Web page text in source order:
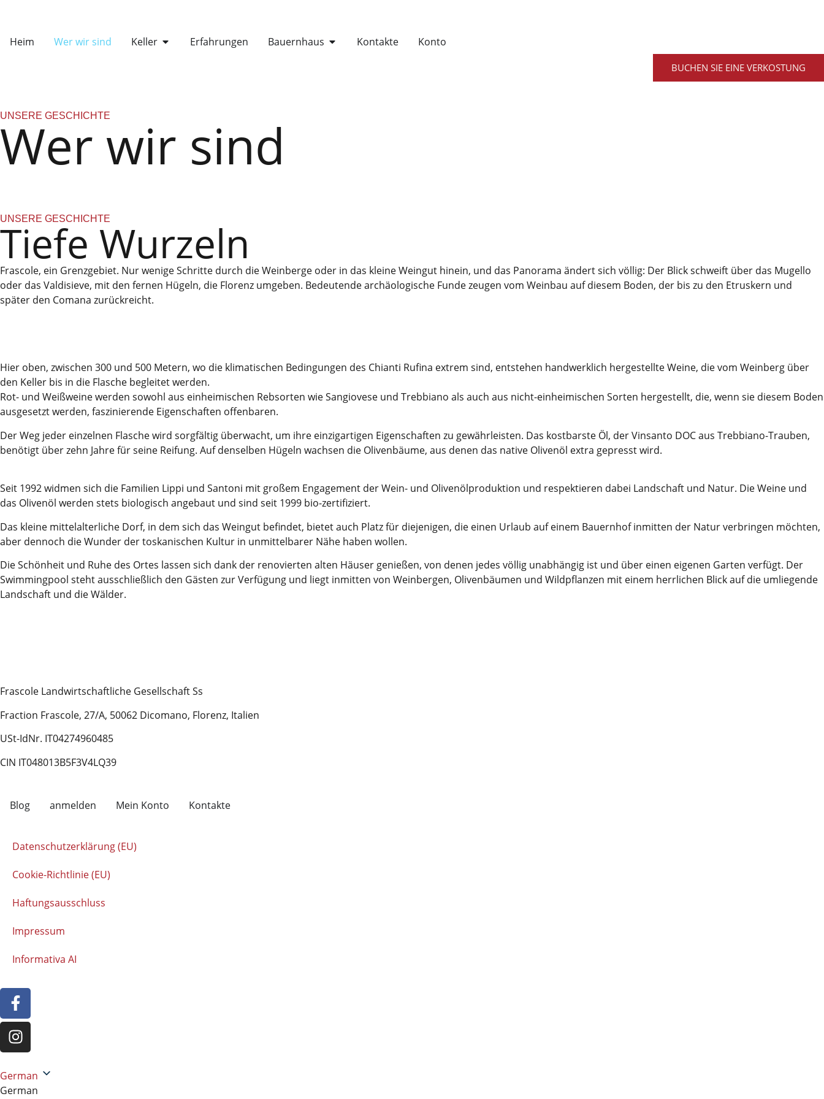
Heim Wer wir sind Keller Erfahrungen Bauernhaus Kontakte Konto
BUCHEN SIE EINE VERKOSTUNG
UNSERE GESCHICHTE
Wer wir sind
UNSERE GESCHICHTE
Tiefe Wurzeln
Frascole, ein Grenzgebiet. Nur wenige Schritte durch die Weinberge oder in das kleine Weingut hinein, und das Panorama ändert sich völlig: Der Blick schweift über das Mugello
oder das Valdisieve, mit den fernen Hügeln, die Florenz umgeben. Bedeutende archäologische Funde zeugen vom Weinbau auf diesem Boden, der bis zu den Etruskern und
später den Comana zurückreicht.
Hier oben, zwischen 300 und 500 Metern, wo die klimatischen Bedingungen des Chianti Rufina extrem sind, entstehen handwerklich hergestellte Weine, die vom Weinberg über
den Keller bis in die Flasche begleitet werden.
Rot- und Weißweine werden sowohl aus einheimischen Rebsorten wie Sangiovese und Trebbiano als auch aus nicht-einheimischen Sorten hergestellt, die, wenn sie diesem Boden
ausgesetzt werden, faszinierende Eigenschaften offenbaren.
Der Weg jeder einzelnen Flasche wird sorgfältig überwacht, um ihre einzigartigen Eigenschaften zu gewährleisten. Das kostbarste Öl, der Vinsanto DOC aus Trebbiano-Trauben,
benötigt über zehn Jahre für seine Reifung. Auf denselben Hügeln wachsen die Olivenbäume, aus denen das native Olivenöl extra gepresst wird.
Seit 1992 widmen sich die Familien Lippi und Santoni mit großem Engagement der Wein- und Olivenölproduktion und respektieren dabei Landschaft und Natur. Die Weine und
das Olivenöl werden stets biologisch angebaut und sind seit 1999 bio-zertifiziert.
Das kleine mittelalterliche Dorf, in dem sich das Weingut befindet, bietet auch Platz für diejenigen, die einen Urlaub auf einem Bauernhof inmitten der Natur verbringen möchten,
aber dennoch die Wunder der toskanischen Kultur in unmittelbarer Nähe haben wollen.
Die Schönheit und Ruhe des Ortes lassen sich dank der renovierten alten Häuser genießen, von denen jedes völlig unabhängig ist und über einen eigenen Garten verfügt. Der
Swimmingpool steht ausschließlich den Gästen zur Verfügung und liegt inmitten von Weinbergen, Olivenbäumen und Wildpflanzen mit einem herrlichen Blick auf die umliegende
Landschaft und die Wälder.
Frascole Landwirtschaftliche Gesellschaft Ss
Fraction Frascole, 27/A, 50062 Dicomano, Florenz, Italien
USt-IdNr. IT04274960485
CIN IT048013B5F3V4LQ39
Blog anmelden Mein Konto Kontakte
Datenschutzerklärung (EU)
Cookie-Richtlinie (EU)
Haftungsausschluss
Impressum
Informativa AI
German
German